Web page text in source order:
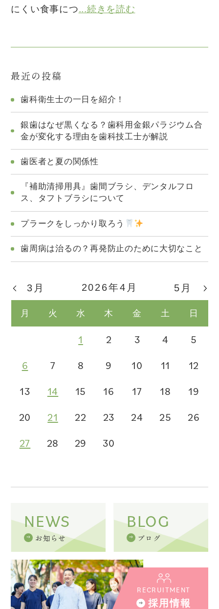
にくい食事につ...続きを読む
最近の投稿
歯科衛生士の一日を紹介！
銀歯はなぜ黒くなる？歯科用金銀パラジウム合
金が変化する理由を歯科技工士が解説
歯医者と夏の関係性
『補助清掃用具』歯間ブラシ、デンタルフロ
ス、タフトブラシについて
プラークをしっかり取ろう
歯周病は治るの？再発防止のために大切なこと
2026年4月
月 火 水 木 金 土 日
3月 5月
1 2 3 4 5
6 7 8 9 10 11 12
13 14 15 16 17 18 19
20 21 22 23 24 25 26
27 28 29 30
NEWS
お知らせ
BLOG
ブログ
RECRUITMENT
採用情報